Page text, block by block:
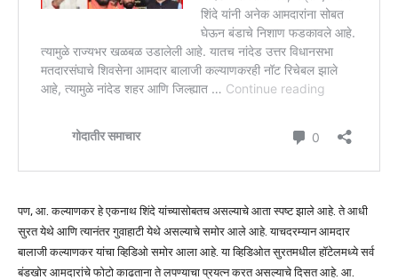
पण, आ. कल्याणकर हे एकनाथ शिंदे यांच्यासोबतच असल्याचे आता स्पष्ट झाले आहे. ते आधी
सुरत येथे आणि त्यानंतर गुवाहाटी येथे असल्याचे समोर आले आहे. याचदरम्यान आमदार
बालाजी कल्याणकर यांचा व्हिडिओ समोर आला आहे. या व्हिडिओत सुरतमधील हॉटेलमध्ये सर्व
बंडखोर आमदारांचे फोटो काढताना ते लपण्याचा प्रयत्न करत असल्याचे दिसत आहे. आ.